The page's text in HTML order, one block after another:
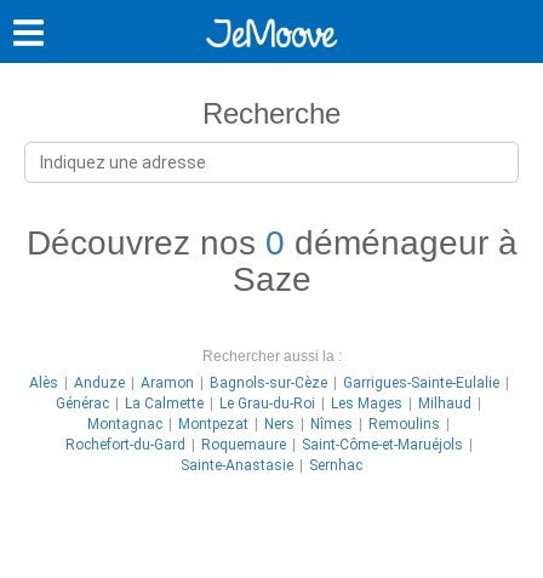
Recherche
Découvrez nos 0 déménageur à
Saze
Rechercher aussi la :
Alès
Anduze Aramon Bagnols-sur-Cèze
Garrigues-Sainte-Eulalie
Générac
La Calmette Le Grau-du-Roi Les Mages
Milhaud
Montagnac
Montpezat Ners Nîmes
Remoulins
Rochefort-du-Gard
Roquemaure
Saint-Côme-et-Maruéjols
Sainte-Anastasie
Sernhac